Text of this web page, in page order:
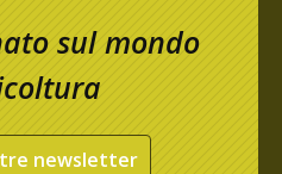
sul mondo
newsletter